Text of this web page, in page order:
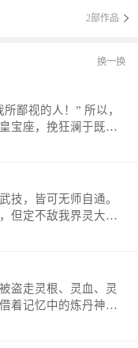
2部作品
换一换
的人！” 所以，
宝座，挽狂澜于既
无上的传说！ 微信
u/25284575
关注。
技，皆可无师自通。
但定不敌我界灵大
）
盗走灵根、灵血、灵
着记忆中的炼丹神
，拨开重重迷雾，解